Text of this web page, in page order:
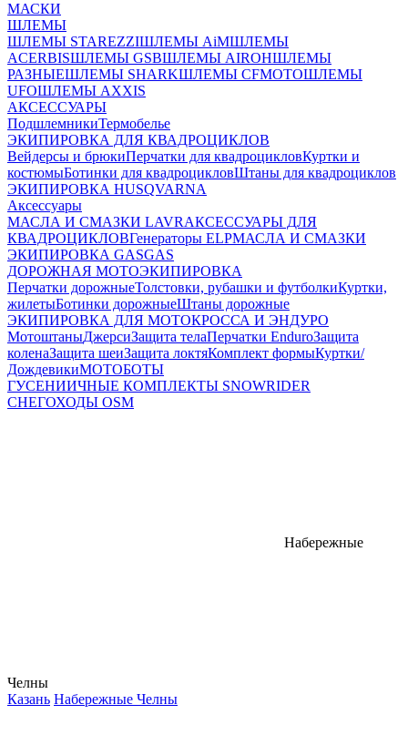
МАСКИ
ШЛЕМЫ
ШЛЕМЫ STAREZZIШЛЕМЫ AiMШЛЕМЫ
ACERBISШЛЕМЫ GSBШЛЕМЫ AIROHШЛЕМЫ
РАЗНЫЕШЛЕМЫ SHARKШЛЕМЫ CFMOTOШЛЕМЫ
UFOШЛЕМЫ AXXIS
АКСЕССУАРЫ
ПодшлемникиТермобелье
ЭКИПИРОВКА ДЛЯ КВАДРОЦИКЛОВ
Вейдерсы и брюкиПерчатки для квадроцикловКуртки и
костюмыБотинки для квадроцикловШтаны для квадроциклов
ЭКИПИРОВКА HUSQVARNA
Аксессуары
МАСЛА И СМАЗКИ LAVRАКСЕССУАРЫ ДЛЯ
КВАДРОЦИКЛОВГенераторы ELPМАСЛА И СМАЗКИ
ЭКИПИРОВКА GASGAS
ДОРОЖНАЯ МОТОЭКИПИРОВКА
Перчатки дорожныеТолстовки, рубашки и футболкиКуртки,
жилетыБотинки дорожныеШтаны дорожные
ЭКИПИРОВКА ДЛЯ МОТОКРОССА И ЭНДУРО
МотоштаныДжерсиЗащита телаПерчатки EnduroЗащита
коленаЗащита шеиЗащита локтяКомплект формыКуртки/
ДождевикиМОТОБОТЫ
ГУСЕНИИЧНЫЕ КОМПЛЕКТЫ SNOWRIDER
СНЕГОХОДЫ OSM
Набережные
Челны
Казань Набережные Челны